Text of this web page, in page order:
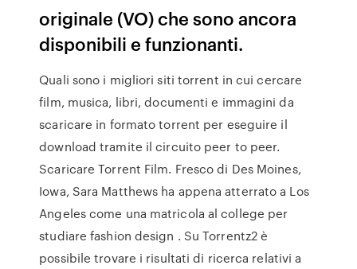
originale (VO) che sono ancora
disponibili e funzionanti.
Quali sono i migliori siti torrent in cui cercare
film, musica, libri, documenti e immagini da
scaricare in formato torrent per eseguire il
download tramite il circuito peer to peer.
Scaricare Torrent Film. Fresco di Des Moines,
Iowa, Sara Matthews ha appena atterrato a Los
Angeles come una matricola al college per
studiare fashion design . Su Torrentz2 è
possibile trovare i risultati di ricerca relativi a